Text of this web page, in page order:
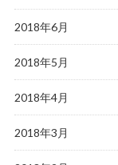
2018年6月
2018年5月
2018年4月
2018年3月